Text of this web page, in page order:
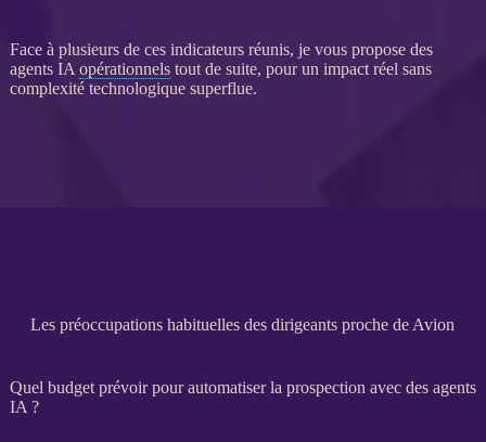
Face à plusieurs de ces indicateursréunis, je vous propose des
agents IA opérationnelstout de suite, pour un impact réel sans
complexité technologique superflue.
Les préoccupations habituelles des dirigeants proche de Avion
Quel budget prévoir pour automatiser la prospection avec des agents
IA ?